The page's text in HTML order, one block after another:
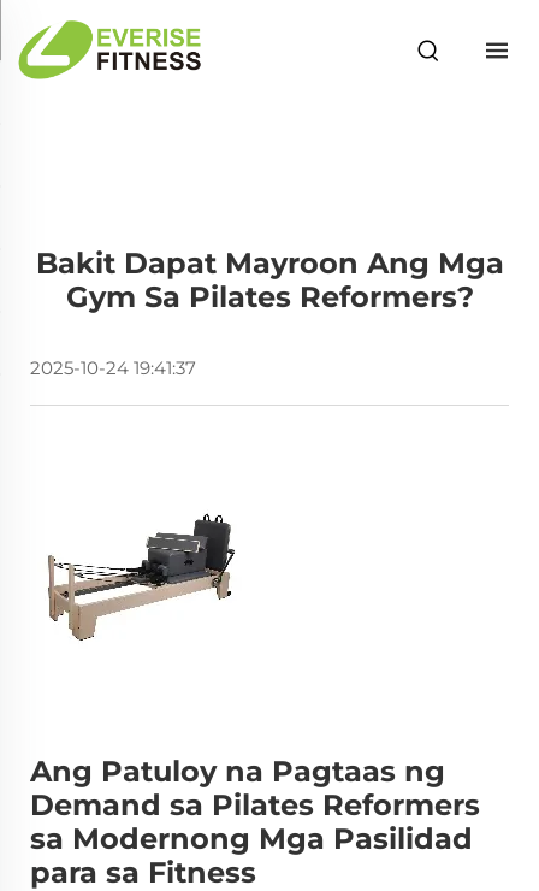
Bakit Dapat Mayroon Ang Mga
Gym Sa Pilates Reformers?
2025-10-24 19:41:37
Ang Patuloy na Pagtaas ng
Demand sa Pilates Reformers
sa Modernong Mga Pasilidad
para sa Fitness